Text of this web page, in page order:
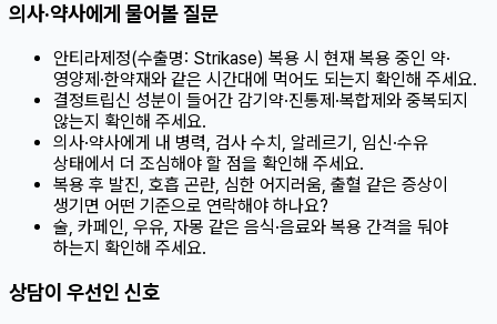
의사·약사에게 물어볼 질문
안티라제정(수출명: Strikase) 복용 시 현재 복용 중인 약·
영양제·한약재와 같은 시간대에 먹어도 되는지 확인해 주세요.
결정트립신 성분이 들어간 감기약·진통제·복합제와 중복되지
않는지 확인해 주세요.
의사·약사에게 내 병력, 검사 수치, 알레르기, 임신·수유
상태에서 더 조심해야 할 점을 확인해 주세요.
복용 후 발진, 호흡 곤란, 심한 어지러움, 출혈 같은 증상이
생기면 어떤 기준으로 연락해야 하나요?
술, 카페인, 우유, 자몽 같은 음식·음료와 복용 간격을 둬야
하는지 확인해 주세요.
상담이 우선인 신호